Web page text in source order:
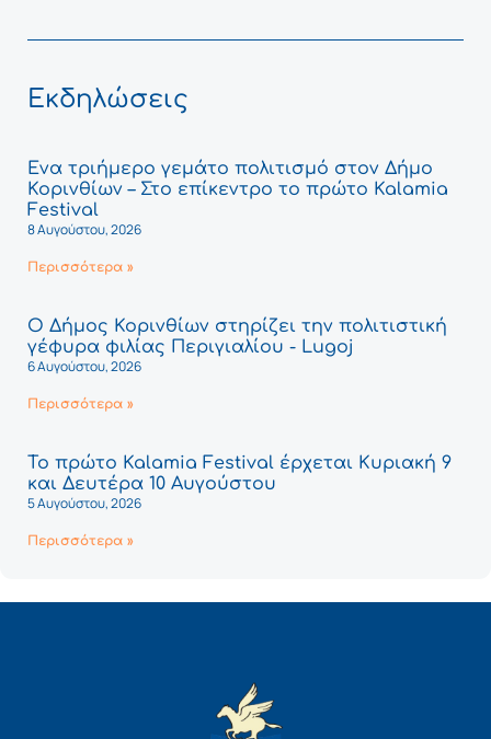
Εκδηλώσεις
Ένα τριήμερο γεμάτο πολιτισμό στον Δήμο
Κορινθίων – Στο επίκεντρο το πρώτο Kalamia
Festival
8 Αυγούστου, 2026
Περισσότερα »
Ο Δήμος Κορινθίων στηρίζει την πολιτιστική
γέφυρα φιλίας Περιγιαλίου - Lugoj
6 Αυγούστου, 2026
Περισσότερα »
Το πρώτο Kalamia Festival έρχεται Κυριακή 9
και Δευτέρα 10 Αυγούστου
5 Αυγούστου, 2026
Περισσότερα »